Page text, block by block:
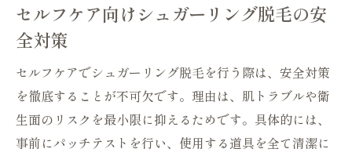
セルフケア向けシュガーリング脱毛の安
全対策
セルフケアでシュガーリング脱毛を行う際は、安全対策
を徹底することが不可欠です。理由は、肌トラブルや衛
生面のリスクを最小限に抑えるためです。具体的には、
事前にパッチテストを行い、使用する道具を全て清潔に